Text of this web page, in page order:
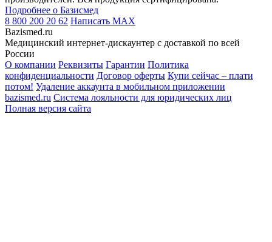
Подробнее о Базисмед
8 800 200 20 62 Написать MAX
Bazismed.ru
Медицинский интернет-дискаунтер с доставкой по всей
России
О компании Реквизиты Гарантии Политика
конфиденциальности Договор оферты Купи сейчас – плати
потом! Удаление аккаунта в мобильном приложении
bazismed.ru Система лояльности для юридических лиц
Полная версия сайта